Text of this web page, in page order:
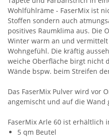
Wohlfühlräme - FaserMix ist
Stoffen sondern auch
positives Raumklima aus. Die
Winter warm an und
Wohngefühl. Die kräftig
weiche Oberfläche birgt nicht
Wände bspw. beim Streifen
Das FaserMix Pulver wird vor
angemischt und auf die Wand
FaserMix Arle 60 ist erhältlich
5 qm Beutel